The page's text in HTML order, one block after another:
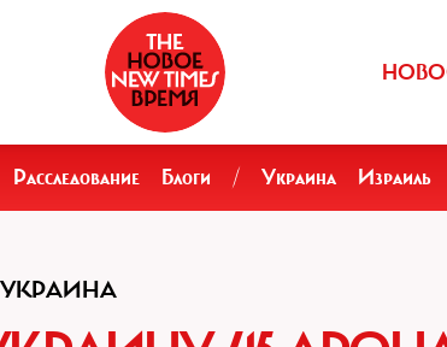
Расследование Блоги / Украина Израиль